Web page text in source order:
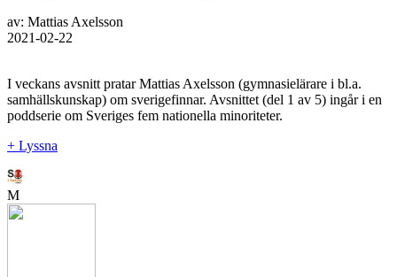
av: Mattias Axelsson
2021-02-22
I veckans avsnitt pratar Mattias Axelsson (gymnasielärare i bl.a.
samhällskunskap) om sverigefinnar. Avsnittet (del 1 av 5) ingår i en
poddserie om Sveriges fem nationella minoriteter.
+ Lyssna
M